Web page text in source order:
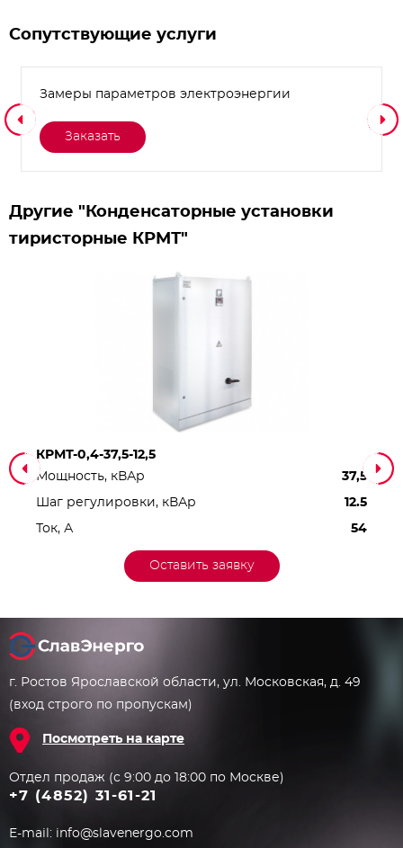
Сопутствующие услуги
Замеры параметров электроэнергии
Заказать
Другие "Конденсаторные установки
тиристорные КРМТ"
КРМТ-0,4-37,5-12,5
Мощность, кВАр
37,5
Шаг регулировки, кВАр 12.5
Ток, А 54
Оставить заявку
г. Ростов Ярославской области, ул. Московская, д. 49
(вход строго по пропускам)
Посмотреть на карте
Отдел продаж (с 9:00 до 18:00 по Москве)
+7 (4852) 31-61-21
E-mail: info@slavenergo.com